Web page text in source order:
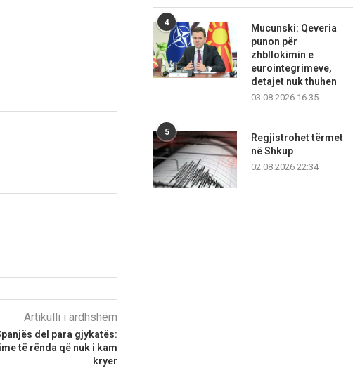
Artikulli i ardhshëm
del para gjykatës:
të rënda që nuk i kam
kryer
4
Mucunski: Qeveria
punon për
zhbllokimin e
eurointegrimeve,
detajet nuk thuhen
03.08.2026 16:35
5
Regjistrohet tërmet
në Shkup
02.08.2026 22:34